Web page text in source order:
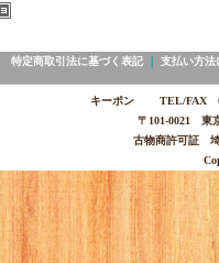
特定商取引法に基づく表記｜ 支払い方法
キーポン TEL/FAX
〒101-0021 東
古物商許可証